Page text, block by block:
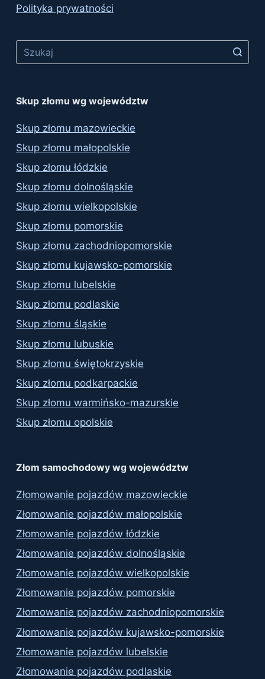
Polityka prywatności
Skup złomu wg województw
Skup złomu mazowieckie
Skup złomu małopolskie
Skup złomu łódzkie
Skup złomu dolnośląskie
Skup złomu wielkopolskie
Skup złomu pomorskie
Skup złomu zachodniopomorskie
Skup złomu kujawsko-pomorskie
Skup złomu lubelskie
Skup złomu podlaskie
Skup złomu śląskie
Skup złomu lubuskie
Skup złomu świętokrzyskie
Skup złomu podkarpackie
Skup złomu warmińsko-mazurskie
Skup złomu opolskie
Złom samochodowy wg województw
Złomowanie pojazdów mazowieckie
Złomowanie pojazdów małopolskie
Złomowanie pojazdów łódzkie
Złomowanie pojazdów dolnośląskie
Złomowanie pojazdów wielkopolskie
Złomowanie pojazdów pomorskie
Złomowanie pojazdów zachodniopomorskie
Złomowanie pojazdów kujawsko-pomorskie
Złomowanie pojazdów lubelskie
Złomowanie pojazdów podlaskie